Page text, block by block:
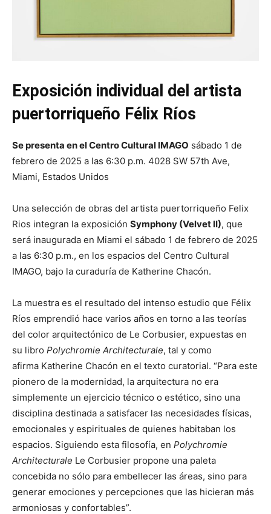
Exposición individual del artista
puertorriqueño Félix Ríos
Se presenta en el Centro Cultural IMAGO sábado 1 de
febrero de 2025 a las 6:30 p.m. 4028 SW 57th Ave,
Miami, Estados Unidos
Una selección de obras del artista puertorriqueño Felix
Rios integran la exposición Symphony (Velvet II), que
será inaugurada en Miami el sábado 1 de febrero de 2025
a las 6:30 p.m., en los espacios del Centro Cultural
IMAGO, bajo la curaduría de Katherine Chacón.
La muestra es el resultado del intenso estudio que Félix
Ríos emprendió hace varios años en torno a las teorías
del color arquitectónico de Le Corbusier, expuestas en
su libro Polychromie Architecturale, tal y como
afirma Katherine Chacón en el texto curatorial. “Para este
pionero de la modernidad, la arquitectura no era
simplemente un ejercicio técnico o estético, sino una
disciplina destinada a satisfacer las necesidades físicas,
emocionales y espirituales de quienes habitaban los
espacios. Siguiendo esta filosofía, en Polychromie
Architecturale Le Corbusier propone una paleta
concebida no sólo para embellecer las áreas, sino para
generar emociones y percepciones que las hicieran más
armoniosas y confortables”.